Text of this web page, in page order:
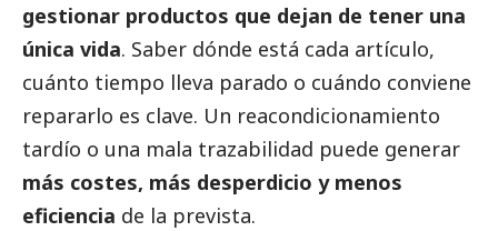
gestionar productos que dejan de tener una
única vida. Saber dónde está cada artículo,
cuánto tiempo lleva parado o cuándo conviene
repararlo es clave. Un reacondicionamiento
tardío o una mala trazabilidad puede generar
más costes, más desperdicio y menos
eficiencia de la prevista.